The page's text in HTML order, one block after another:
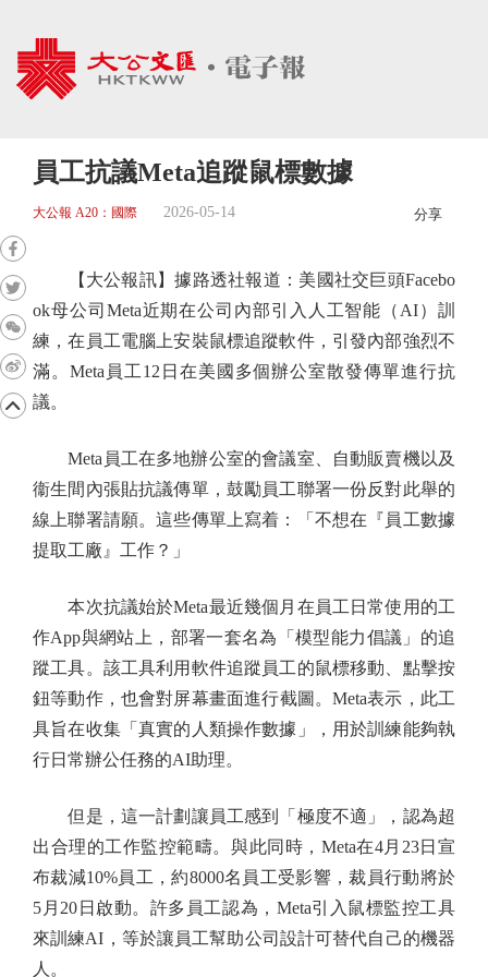
員工抗議Meta追蹤鼠標數據
大公報 A20：國際 2026-05-14 分享
【大公報訊】據路透社報道：美國社交巨頭Facebo
ok母公司Meta近期在公司內部引入人工智能（AI）訓
練，在員工電腦上安裝鼠標追蹤軟件，引發內部強烈不
滿。Meta員工12日在美國多個辦公室散發傳單進行抗
議。
Meta員工在多地辦公室的會議室、自動販賣機以及
衞生間內張貼抗議傳單，鼓勵員工聯署一份反對此舉的
線上聯署請願。這些傳單上寫着：「不想在『員工數據
提取工廠』工作？」
本次抗議始於Meta最近幾個月在員工日常使用的工
作App與網站上，部署一套名為「模型能力倡議」的追
蹤工具。該工具利用軟件追蹤員工的鼠標移動、點擊按
鈕等動作，也會對屏幕畫面進行截圖。Meta表示，此工
具旨在收集「真實的人類操作數據」，用於訓練能夠執
行日常辦公任務的AI助理。
但是，這一計劃讓員工感到「極度不適」，認為超
出合理的工作監控範疇。與此同時，Meta在4月23日宣
布裁減10%員工，約8000名員工受影響，裁員行動將於
5月20日啟動。許多員工認為，Meta引入鼠標監控工具
來訓練AI，等於讓員工幫助公司設計可替代自己的機器
人。